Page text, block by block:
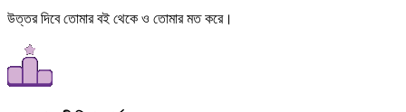
উত্তর দিবে তোমার বই থেকে ও তোমার মত করে।